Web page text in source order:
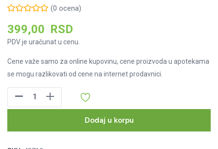
(0 ocena)
399,00 RSD
PDV je uračunat u cenu.
Cene važe samo za online kupovinu, cene proizvoda u apotekama
se mogu razlikovati od cene na internet prodavnici.
Lab
berry
Dodaj u korpu